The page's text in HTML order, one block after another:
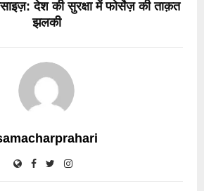
देश की सुरक्षा में फोर्सेज़ की ताक़त
झलकी